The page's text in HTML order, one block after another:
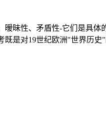
昧性、矛盾性-它们是具
是对19世纪欧洲"世界历